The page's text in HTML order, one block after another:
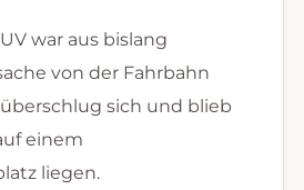
war aus bislang
von der Fahrbahn
sich und blieb
einem
liegen.